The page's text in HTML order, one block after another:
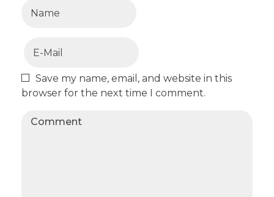
Save my name, email, and website in this
browser for the next time I comment.